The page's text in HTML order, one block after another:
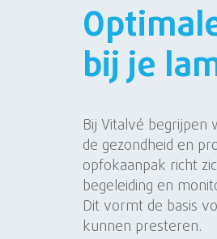
bij je
Bij Vitalvé begrijpen
de gezondheid en
opfokaanpak richt
begeleiding en
Dit vormt de basis
kunnen presteren.